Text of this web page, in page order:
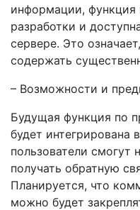
информации, функция
разработки и
сервере. Это
содержать
– Возможности и
Будущая функция по
будет интегрирована
пользователи смогут
получать обратную
Планируется, что
можно будет